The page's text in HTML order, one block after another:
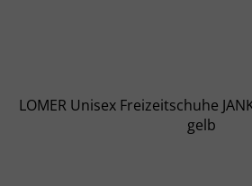
LOMER Unisex Freizeitschuhe
gelb